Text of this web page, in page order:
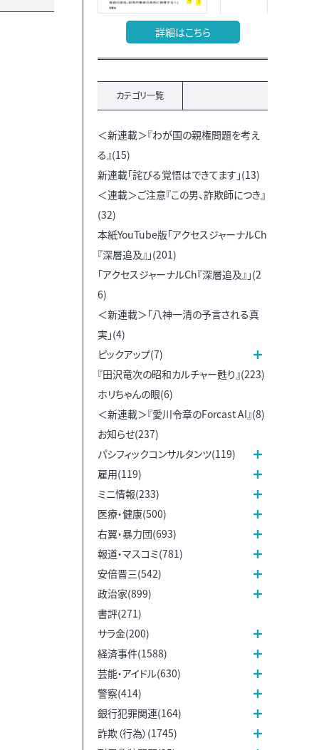
詳細はこちら
カテゴリ一覧
＜新連載＞『わが国の親権問題を考え
る』(15)
新連載「詫びる覚悟はできてます」(13)
＜連載＞ご注意『この男、詐欺師につき』
(32)
本紙YouTube版「アクセスジャーナルCh
『深層追及』」(201)
「アクセスジャーナルCh『深層追及』」(2
6)
＜新連載＞「八神一清の予言される真
実」(4)
ピックアップ(7)
『田沢竜次の昭和カルチャー甦り』(223)
ホリちゃんの眼(6)
＜新連載＞『愛川令章のForcast AI』(8)
お知らせ(237)
パシフィックコンサルタンツ(119)
雇用(119)
ミニ情報(233)
医療・健康(500)
右翼・暴力団(693)
報道・マスコミ(781)
安倍晋三(542)
政治家(899)
書評(271)
サラ金(200)
経済事件(1588)
芸能・アイドル(630)
警察(414)
銀行犯罪関連(164)
詐欺（行為）(1745)